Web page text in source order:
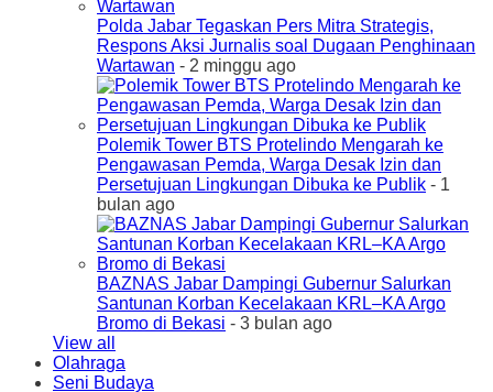
Polda Jabar Tegaskan Pers Mitra Strategis,
Respons Aksi Jurnalis soal Dugaan Penghinaan
Wartawan - 2 minggu ago
Polemik Tower BTS Protelindo Mengarah ke
Pengawasan Pemda, Warga Desak Izin dan
Persetujuan Lingkungan Dibuka ke Publik - 1
bulan ago
BAZNAS Jabar Dampingi Gubernur Salurkan
Santunan Korban Kecelakaan KRL–KA Argo
Bromo di Bekasi - 3 bulan ago
View all
Olahraga
Seni Budaya